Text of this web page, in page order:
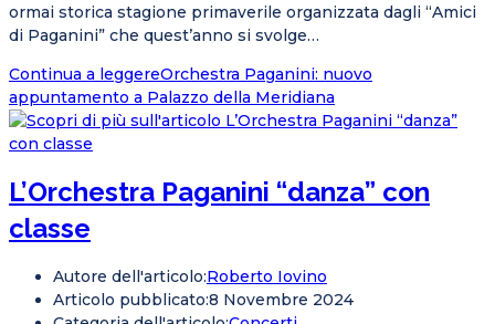
ormai storica stagione primaverile organizzata dagli “Amici
di Paganini” che quest’anno si svolge…
Continua a leggereOrchestra Paganini: nuovo
appuntamento a Palazzo della Meridiana
L’Orchestra Paganini “danza” con
classe
Autore dell'articolo:Roberto Iovino
Articolo pubblicato:8 Novembre 2024